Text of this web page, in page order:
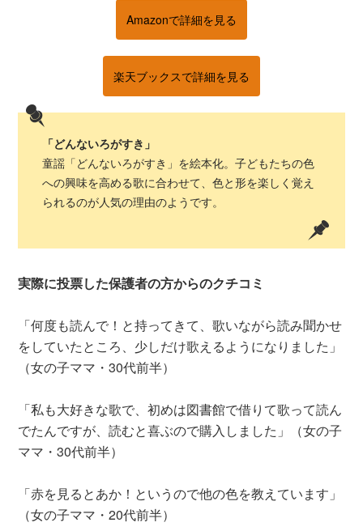
Amazonで詳細を見る
楽天ブックスで詳細を見る
「どんないろがすき」
童謡「どんないろがすき」を絵本化。子どもたちの色
への興味を高める歌に合わせて、色と形を楽しく覚え
られるのが人気の理由のようです。
実際に投票した保護者の方からのクチコミ
「何度も読んで！と持ってきて、歌いながら読み聞かせ
をしていたところ、少しだけ歌えるようになりました」
（女の子ママ・30代前半）
「私も大好きな歌で、初めは図書館で借りて歌って読ん
でたんですが、読むと喜ぶので購入しました」（女の子
ママ・30代前半）
「赤を見るとあか！というので他の色を教えています」
（女の子ママ・20代前半）